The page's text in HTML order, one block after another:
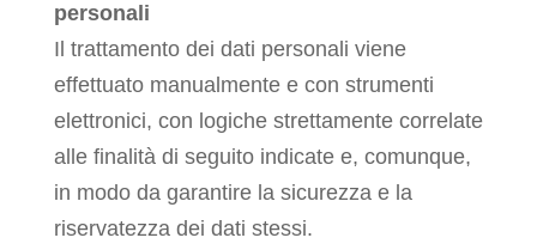
personali
Il trattamento dei dati personali viene
effettuato manualmente e con strumenti
elettronici, con logiche strettamente correlate
alle finalità di seguito indicate e, comunque,
in modo da garantire la sicurezza e la
riservatezza dei dati stessi.